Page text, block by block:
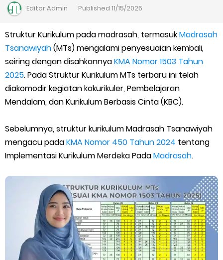
Kalender Pendidikan Madrasah 2026/2027 | Excel & PDF (Ditjen
Pendis)
Juknis Penerbitan Ijazah Madrasah Tahun 2026
Solusi Agar Valid Rapor & Status Verval di PDUM Tercentang
Hijau
TKA Susulan jenjang SD/MI dan SMP/MTs
Cara Mengajukan Tunjangan Insentif di EMIS-GTK Baru
Ajuan Tunjangan Insentif Guru dan Tenaga Kependidikan di
Madrasah
Cara Login EMIS GTK Baru untuk Operator dan PTK
SEB Upacara Bendera di Sekolah dan Madrasah
EditorAdmin Published 11/15/2025
Struktur Kurikulum pada madrasah, termasukMadrasah
Tsanawiyah(MTs) mengalami penyesuaian kembali,
seiring dengan disahkannyaKMA Nomor 1503 Tahun
2025. Pada Struktur Kurikulum MTs terbaru ini telah
diakomodir kegiatan kokurikuler, Pembelajaran
Mendalam, dan Kurikulum Berbasis Cinta (KBC).
Sebelumnya, struktur kurikulum Madrasah Tsanawiyah
mengacu padaKMA Nomor 450 Tahun 2024 tentang
Implementasi Kurikulum Merdeka PadaMadrasah.